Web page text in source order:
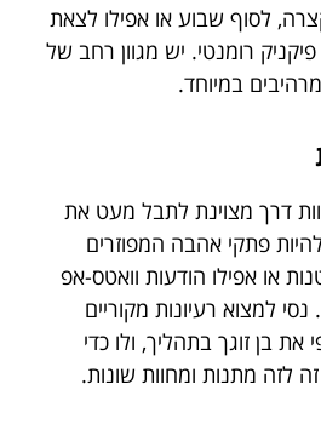
לסוף שבוע או אפילו לצאת
רומנטי. יש מגוון רחב של
במיוחד.
דרך מצוינת לתבל מעט את
פתקי אהבה המפוזרים
או אפילו הודעות וואטס-אפ
למצוא רעיונות מקוריים
את בן זוגך בתהליך, ולו כדי
לזה מתנות ומחוות שונות.